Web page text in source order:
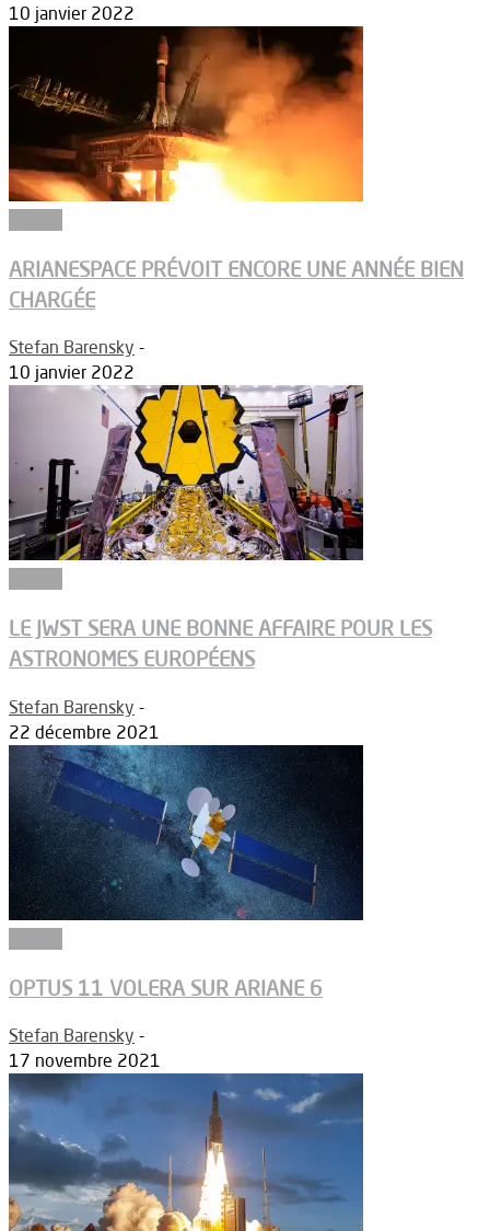
10 janvier 2022
ARIANESPACE PRÉVOIT ENCORE UNE ANNÉE BIEN
CHARGÉE
Stefan Barensky -
10 janvier 2022
LE JWST SERA UNE BONNE AFFAIRE POUR LES
ASTRONOMES EUROPÉENS
Stefan Barensky -
22 décembre 2021
OPTUS 11 VOLERA SUR ARIANE 6
Stefan Barensky -
17 novembre 2021